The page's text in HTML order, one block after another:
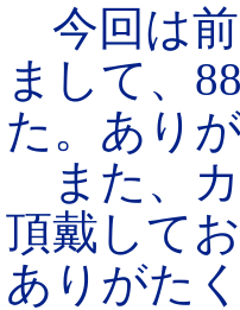
今回は前
まして、
た。あり
また、カ
頂戴して
ありがた